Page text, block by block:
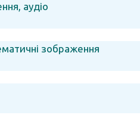
аудіо
зображення